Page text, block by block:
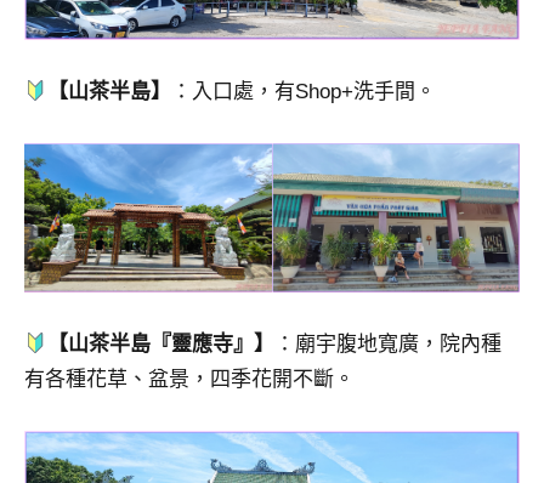
【山茶半島】 ：入口處，有Shop+洗手間。
【山茶半島『靈應寺』】
：廟宇腹地寬廣，院內種
有各種花草、盆景，四季花開不斷。